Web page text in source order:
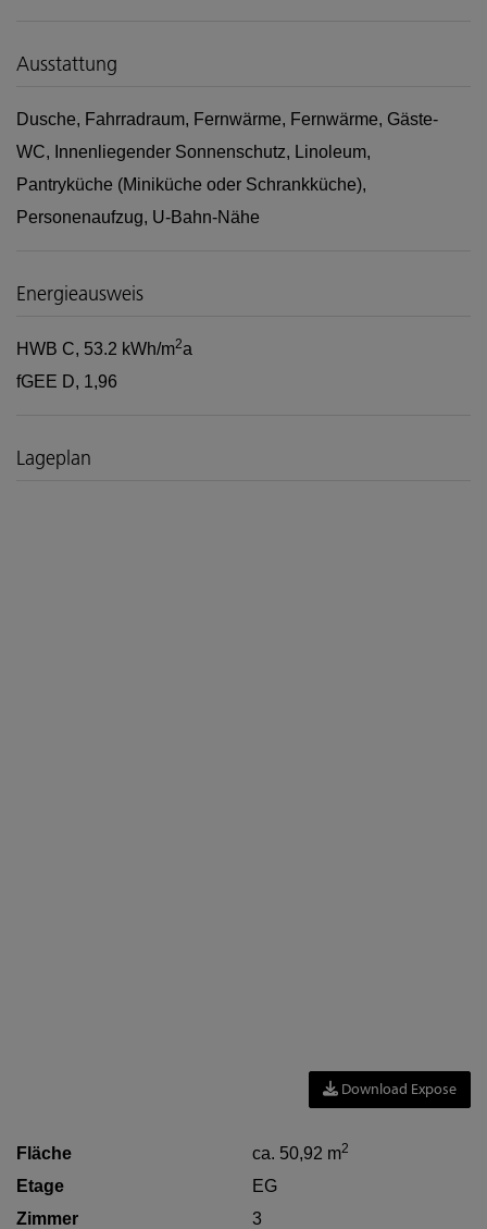
Ausstattung
Dusche Fahrradraum Fernwärme Fernwärme Gäste-
WC
Innenliegender Sonnenschutz
Linoleum
Pantryküche (Miniküche oder Schrankküche)
Personenaufzug U-Bahn-Nähe
Energieausweis
HWB C, 53.2 kWh/m2a
fGEE D, 1,96
Lageplan
Download Expose
Fläche ca. 50,92 m2
Etage
EG
Zimmer
3